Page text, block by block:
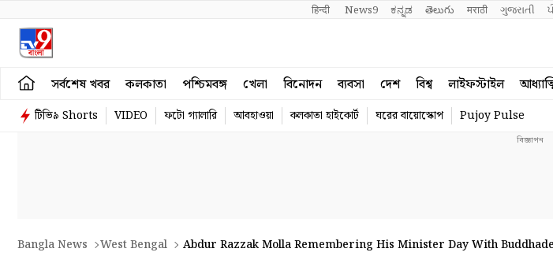
हिन्दी News9 ಕನ್ನಡ తెలుగు मराठी ગુજરાતી
সর্বশেষ খবর কলকাতা পশ্চিমবঙ্গ খেলা বিনোদন ব্যবসা দেশ বিশ্ব লাইফস্টাইল
টিভি৯ Shorts VIDEO ফটো গ্যালারি আবহাওয়া কলকাতা হাইকোর্ট ঘরের বায়োস্কোপ Pujoy Pulse
Bangla News West Bengal Abdur Razzak Molla Remembering His Minister Day With